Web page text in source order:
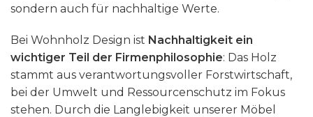
sondern auch für nachhaltige Werte.
Bei Wohnholz Design ist Nachhaltigkeit ein
wichtiger Teil der Firmenphilosophie: Das Holz
stammt aus verantwortungsvoller Forstwirtschaft,
bei der Umwelt und Ressourcenschutz im Fokus
stehen. Durch die Langlebigkeit unserer Möbel